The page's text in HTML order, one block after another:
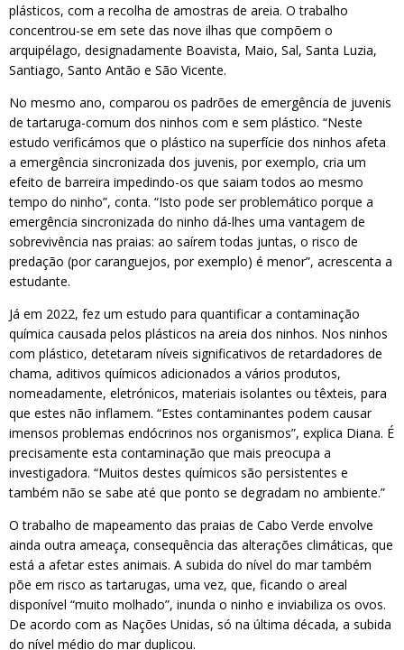
plásticos, com a recolha de amostras de areia. O trabalho
concentrou-se em sete das nove ilhas que compõem o
arquipélago, designadamente Boavista, Maio, Sal, Santa Luzia,
Santiago, Santo Antão e São Vicente.
No mesmo ano, comparou os padrões de emergência de juvenis
de tartaruga-comum dos ninhos com e sem plástico. “Neste
estudo verificámos que o plástico na superfície dos ninhos afeta
a emergência sincronizada dos juvenis, por exemplo, cria um
efeito de barreira impedindo-os que saiam todos ao mesmo
tempo do ninho”, conta. “Isto pode ser problemático porque a
emergência sincronizada do ninho dá-lhes uma vantagem de
sobrevivência nas praias: ao saírem todas juntas, o risco de
predação (por caranguejos, por exemplo) é menor”, acrescenta a
estudante.
Já em 2022, fez um estudo para quantificar a contaminação
química causada pelos plásticos na areia dos ninhos. Nos ninhos
com plástico, detetaram níveis significativos de retardadores de
chama, aditivos químicos adicionados a vários produtos,
nomeadamente, eletrónicos, materiais isolantes ou têxteis, para
que estes não inflamem. “Estes contaminantes podem causar
imensos problemas endócrinos nos organismos”, explica Diana. É
precisamente esta contaminação que mais preocupa a
investigadora. “Muitos destes químicos são persistentes e
também não se sabe até que ponto se degradam no ambiente.”
O trabalho de mapeamento das praias de Cabo Verde envolve
ainda outra ameaça, consequência das alterações climáticas, que
está a afetar estes animais. A subida do nível do mar também
põe em risco as tartarugas, uma vez, que, ficando o areal
disponível “muito molhado”, inunda o ninho e inviabiliza os ovos.
De acordo com as Nações Unidas, só na última década, a subida
do nível médio do mar duplicou.